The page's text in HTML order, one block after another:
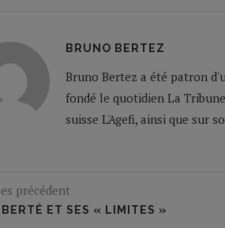
BRUNO BERTEZ
Bruno Bertez a été patron
fondé le quotidien La
suisse L'Agefi, ainsi que sur
précédent
ET SES « LIMITES »